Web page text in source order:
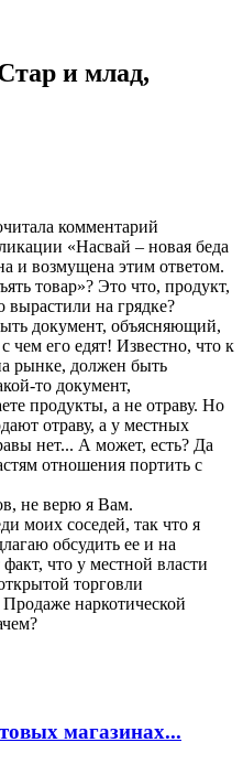
и млад,
комментарий
«Насвай – новая беда
и возмущена этим ответом.
товар»? Это что, продукт,
на грядке?
документ, объясняющий,
чем его едят! Известно, что к
рынке, должен быть
то документ,
продукты, а не отраву. Но
отраву, а у местных
нет... А может, есть? Да
отношения портить с
не верю я Вам.
моих соседей, так что я
обсудить ее и на
что у местной власти
торговли
наркотической
магазинах...